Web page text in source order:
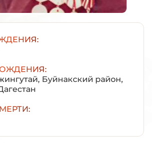
Буйнакский район,